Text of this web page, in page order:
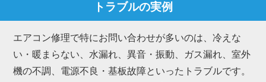
トラブルの実例
エアコン修理で特にお問い合わせが多いのは、冷えな
い・暖まらない、水漏れ、異音・振動、ガス漏れ、室外
機の不調、電源不良・基板故障といったトラブルです。